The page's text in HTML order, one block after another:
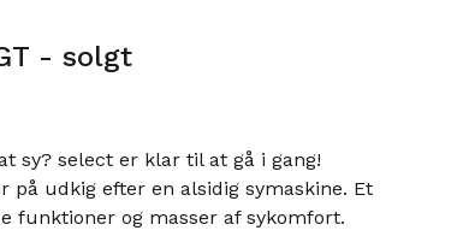
- solgt
sy? select er klar til at gå i gang!
på udkig efter en alsidig symaskine. Et
funktioner og masser af sykomfort.